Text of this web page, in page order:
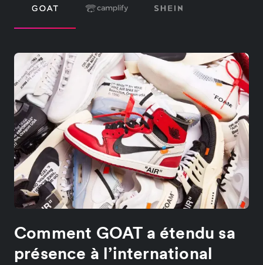
Comment GOAT a étendu sa
présence à l’international